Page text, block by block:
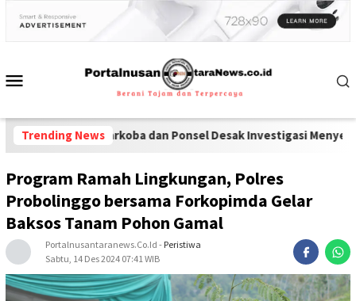
Trending News
Narkoba dan Ponsel Desak Investigasi Menyeluruh di Lapas
Program Ramah Lingkungan, Polres
Probolinggo bersama Forkopimda Gelar
Baksos Tanam Pohon Gamal
Portalnusantaranews.co.id - Peristiwa
Sabtu, 14 Des 2024 07:41 WIB